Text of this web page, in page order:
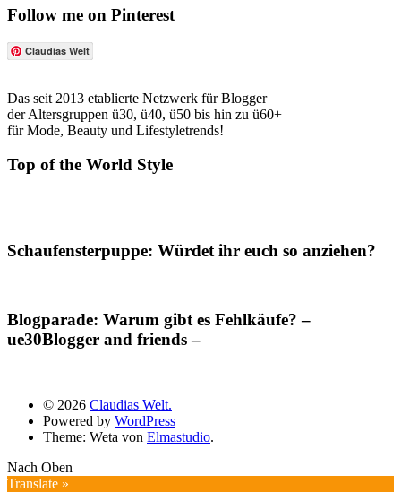
Follow me on Pinterest
Claudias Welt
Das seit 2013 etablierte Netzwerk für Blogger
der Altersgruppen ü30, ü40, ü50 bis hin zu ü60+
für Mode, Beauty und Lifestyletrends!
Top of the World Style
Schaufensterpuppe: Würdet ihr euch so anziehen?
Blogparade: Warum gibt es Fehlkäufe? –
ue30Blogger and friends –
© 2026 Claudias Welt.
Powered by WordPress
Theme: Weta von Elmastudio.
Nach Oben
Translate »